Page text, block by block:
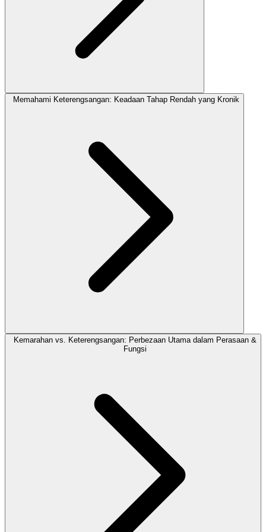
Memahami Keterengsangan: Keadaan Tahap Rendah yang Kronik
Kemarahan vs. Keterengsangan: Perbezaan Utama dalam Perasaan &
Fungsi